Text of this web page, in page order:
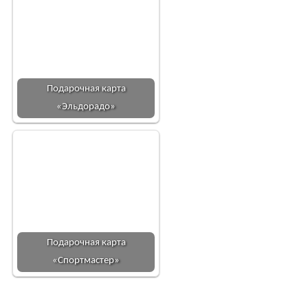
Подарочная карта
«Эльдорадо»
Подарочная карта
«Спортмастер»